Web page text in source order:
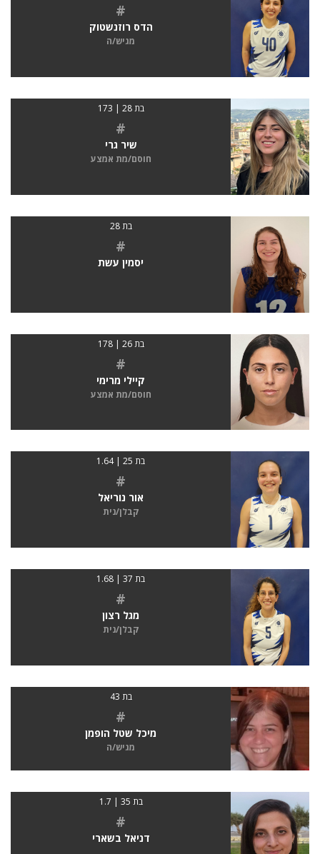
#
הדס רוזנשטוק
מגיש/ה
בת 28 | 173
#
שיר גרי
חוסם/מת אמצע
בת 28
#
יסמין עשת
בת 26 | 178
#
קיילי מרימי
חוסם/מת אמצע
בת 25 | 1.64
#
אור נוריאל
קבלן/נית
בת 37 | 1.68
#
מגל רצון
קבלן/נית
בת 43
#
מיכל שטל הופמן
מגיש/ה
בת 35 | 1.7
#
דניאל בשארי